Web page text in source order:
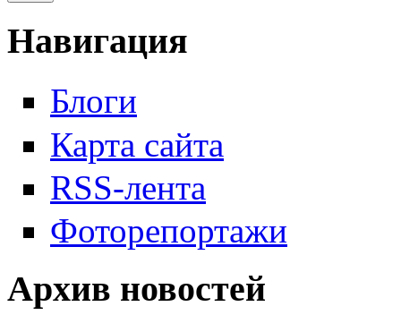
Навигация
Блоги
Карта сайта
RSS-лента
Фоторепортажи
Архив новостей